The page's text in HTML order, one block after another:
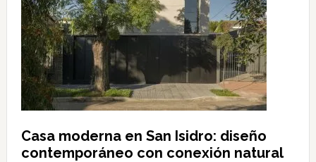
Casa moderna en San Isidro: diseño
contemporáneo con conexión natural